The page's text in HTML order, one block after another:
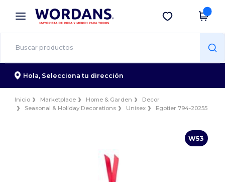
× App de Wordans
¡Mejores precios en app!
Descargar app
Hola, Selecciona tu dirección
Inicio Marketplace Home & Garden
Decor
Seasonal & Holiday Decorations
Unisex Egotier 794-20255
W53